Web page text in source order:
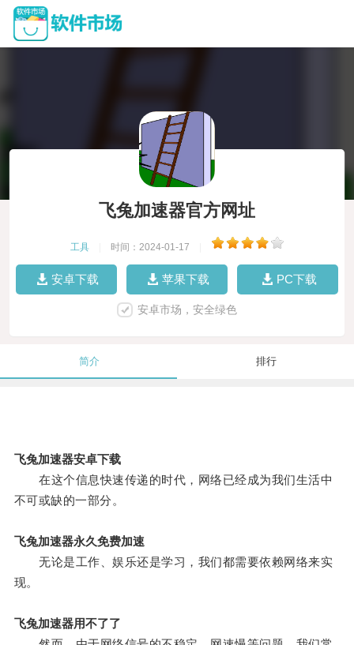
飞兔加速器官方网址
工具 时间：2024-01-17
安卓下载 苹果下载 PC下载
安卓市场，安全绿色
简介 排行
飞兔加速器安卓下载
在这个信息快速传递的时代，网络已经成为我们生活中
不可或缺的一部分。
飞兔加速器永久免费加速
无论是工作、娱乐还是学习，我们都需要依赖网络来实
现。
飞兔加速器用不了了